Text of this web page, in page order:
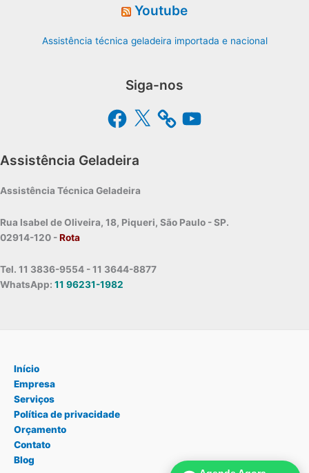
Youtube
Assistência técnica geladeira importada e nacional
Siga-nos
Facebook
X YouTube
Assistência Geladeira
Assistência Técnica Geladeira
Rua Isabel de Oliveira, 18, Piqueri, São Paulo - SP.
02914-120 -Rota
Tel. 11 3836-9554 - 11 3644-8877
WhatsApp: 11 96231-1982
Início
Empresa
Serviços
Política de privacidade
Orçamento
Contato
Blog